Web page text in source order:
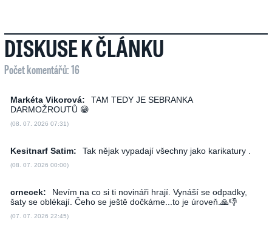
DISKUSE K ČLÁNKU
Počet komentářů: 16
Markéta Vikorová:
TAM TEDY JE SEBRANKA
DARMOŽROUTŮ 😁
(08. 07. 2026 07:31)
Kesitnarf Satim: Tak nějak vypadají všechny jako karikatury .
(08. 07. 2026 00:00)
crnecek:
Nevím na co si ti novináři hrají. Vynáší se odpadky,
šaty se oblékají. Čeho se ještě dočkáme...to je úroveň.🙏👎
(07. 07. 2026 22:45)